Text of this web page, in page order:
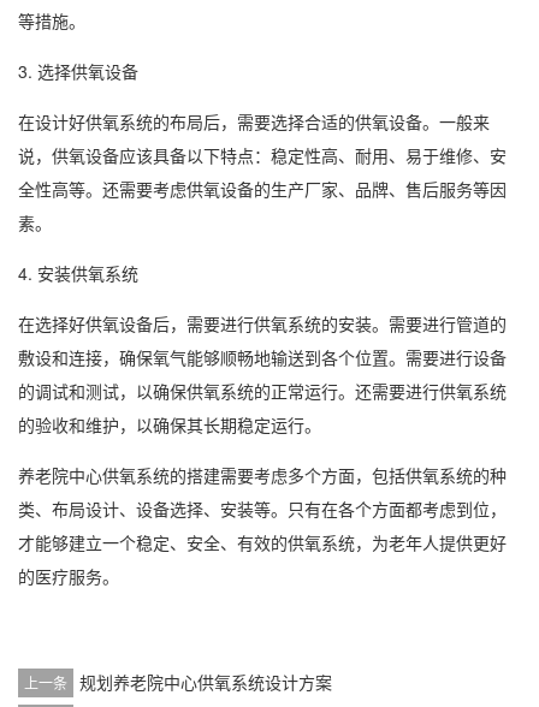
等措施。
3. 选择供氧设备
在设计好供氧系统的布局后，需要选择合适的供氧设备。一般来
说，供氧设备应该具备以下特点：稳定性高、耐用、易于维修、安
全性高等。还需要考虑供氧设备的生产厂家、品牌、售后服务等因
素。
4. 安装供氧系统
在选择好供氧设备后，需要进行供氧系统的安装。需要进行管道的
敷设和连接，确保氧气能够顺畅地输送到各个位置。需要进行设备
的调试和测试，以确保供氧系统的正常运行。还需要进行供氧系统
的验收和维护，以确保其长期稳定运行。
养老院中心供氧系统的搭建需要考虑多个方面，包括供氧系统的种
类、布局设计、设备选择、安装等。只有在各个方面都考虑到位，
才能够建立一个稳定、安全、有效的供氧系统，为老年人提供更好
的医疗服务。
上一条 规划养老院中心供氧系统设计方案